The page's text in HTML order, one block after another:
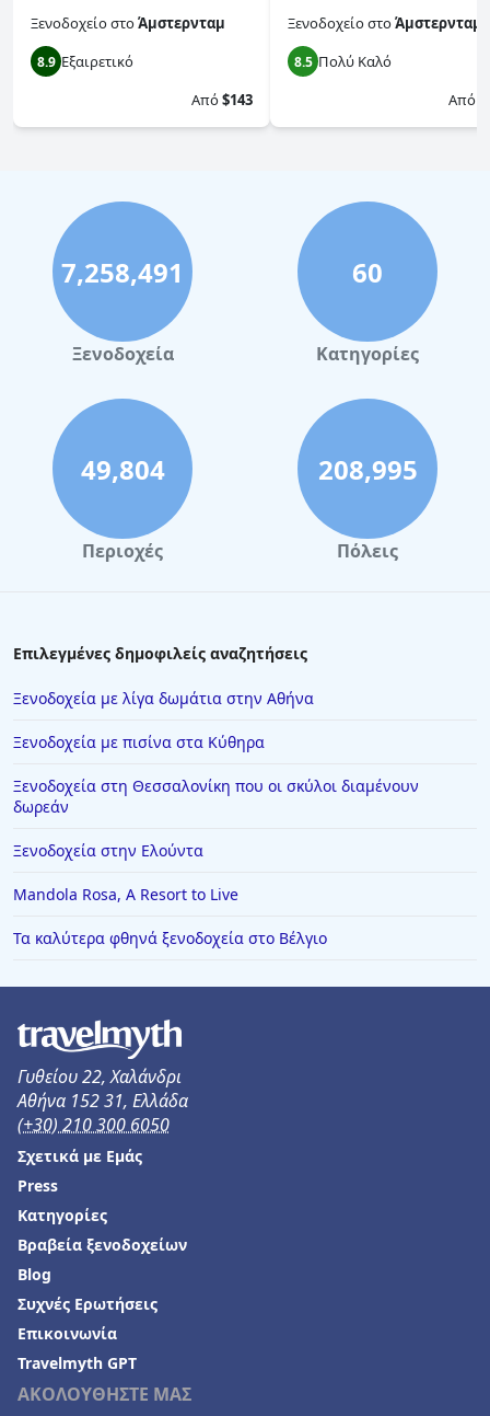
ΞενοδοχείοστοΆμστερνταμ
8.9 Εξαιρετικό
Από$143
ΞενοδοχείοστοΆμστερνταμ
8.5 Πολύ Καλό
Από
7,258,491
Ξενοδοχεία
60
Κατηγορίες
49,804
Περιοχές
208,995
Πόλεις
Επιλεγμένες δημοφιλείς αναζητήσεις
Ξενοδοχεία με λίγα δωμάτια στην Αθήνα
Ξενοδοχεία με πισίνα στα Κύθηρα
Ξενοδοχεία στη Θεσσαλονίκη που οι σκύλοι διαμένουν
δωρεάν
Ξενοδοχεία στην Ελούντα
Mandola Rosa, A Resort to Live
Τα καλύτερα φθηνά ξενοδοχεία στο Βέλγιο
Γυθείου 22, Χαλάνδρι
Αθήνα 152 31, Ελλάδα
(+30) 210 300 6050
ΑΚΟΛΟΥΘΗΣΤΕ ΜΑΣ
Σχετικά με Εμάς
Press
Κατηγορίες
Βραβεία ξενοδοχείων
Blog
Συχνές Ερωτήσεις
Επικοινωνία
Travelmyth GPT